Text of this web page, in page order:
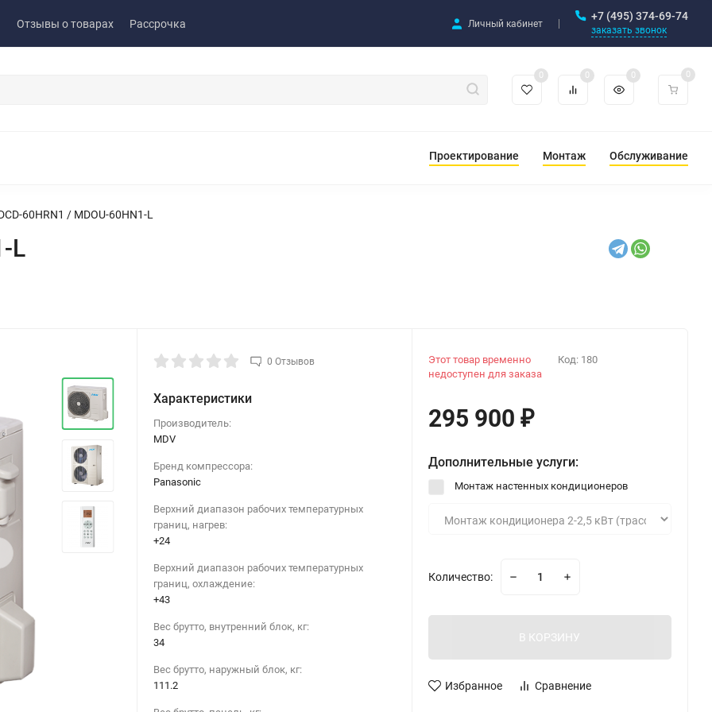
Отзывы о товарах Рассрочка Личный кабинет
+7 (495) 374-69-74
заказать звонок
0 0 0 0
Проектирование Монтаж Обслуживание
60HRN1 / MDOU-60HN1-L
L
0 Отзывов
Характеристики
Производитель:
MDV
Бренд компрессора:
Panasonic
Верхний диапазон рабочих температурных
границ, нагрев:
+24
Верхний диапазон рабочих температурных
границ, охлаждение:
+43
Вес брутто, внутренний блок, кг:
34
Вес брутто, наружный блок, кг:
111.2
Код: 180
Этот товар временно
недоступен для заказа
295 900 ₽
Дополнительные услуги:
Монтаж настенных кондиционеров
Количество:
В КОРЗИНУ
Избранное Сравнение